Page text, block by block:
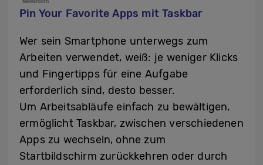
Pin Your Favorite Apps mit Taskbar
Wer sein Smartphone unterwegs zum
Arbeiten verwendet, weiß: je weniger Klicks
und Fingertipps für eine Aufgabe
erforderlich sind, desto besser.
Um Arbeitsabläufe einfach zu bewältigen,
ermöglicht Taskbar, zwischen verschiedenen
Apps zu wechseln, ohne zum
Startbildschirm zurückkehren oder durch